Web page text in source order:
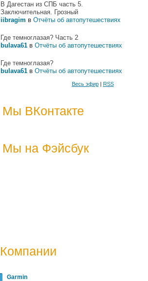
В Дагестан из СПБ часть 5.
Заключительная. Грозный
iibragim в Отчёты об автопутешествиях
Где темноглазая? Часть 2
bulava61в Отчёты об автопутешествиях
Где темноглазая?
bulava61в Отчёты об автопутешествиях
Весь эфир| RSS
Мы ВКонтакте
Мы на Фэйсбук
Компании
Garmin